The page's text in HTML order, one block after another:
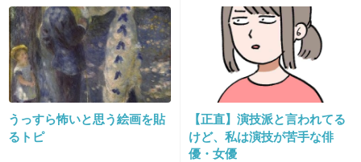
食費がいくらだったかは知らない
+61
35. 匿名2026/06/03(水) 14:54:57
うっすら怖いと思う絵画を貼
るトピ
【正直】演技派と言われてる
けど、私は演技が苦手な俳
優・女優